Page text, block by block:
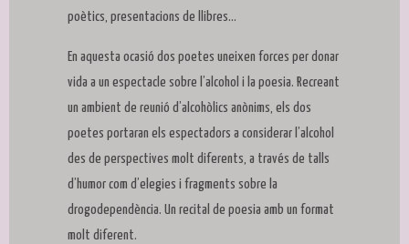
poètics, presentacions de llibres…
En aquesta ocasió dos poetes uneixen forces per donar
vida a un espectacle sobre l’alcohol i la poesia. Recreant
un ambient de reunió d’alcohòlics anònims, els dos
poetes portaran els espectadors a considerar l’alcohol
des de perspectives molt diferents, a través de talls
d’humor com d’elegies i fragments sobre la
drogodependència. Un recital de poesia amb un format
molt diferent.